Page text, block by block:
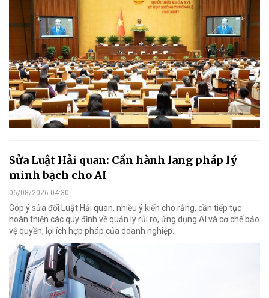
Sửa Luật Hải quan: Cần hành lang pháp lý
minh bạch cho AI
06/08/2026 04:30
Góp ý sửa đổi Luật Hải quan, nhiều ý kiến cho rằng, cần tiếp tục
hoàn thiện các quy định về quản lý rủi ro, ứng dụng AI và cơ chế bảo
vệ quyền, lợi ích hợp pháp của doanh nghiệp.